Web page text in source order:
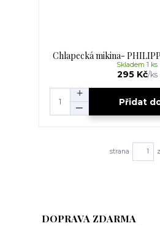
Chlapecká mikina-
295 Kč/ks
Skladem 1 ks
Přidat
strana
DOPRAVA ZDARMA